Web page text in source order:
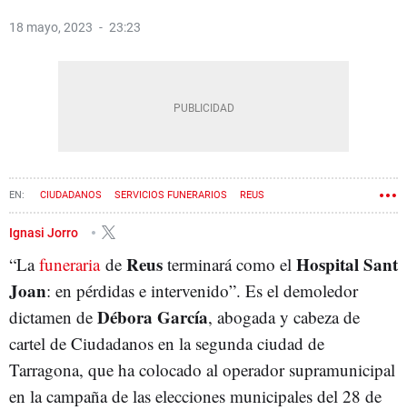
18 mayo, 2023 23:23
CIUDADANOS SERVICIOS FUNERARIOS REUS
Ignasi Jorro
“Lafunerariade Reus terminará como el Hospital Sant
Joan: en pérdidas e intervenido”. Es el demoledor
dictamen de Débora García, abogada y cabeza de
cartel de Ciudadanos en la segunda ciudad de
Tarragona, que ha colocado al operador supramunicipal
en la campaña de las elecciones municipales del 28 de